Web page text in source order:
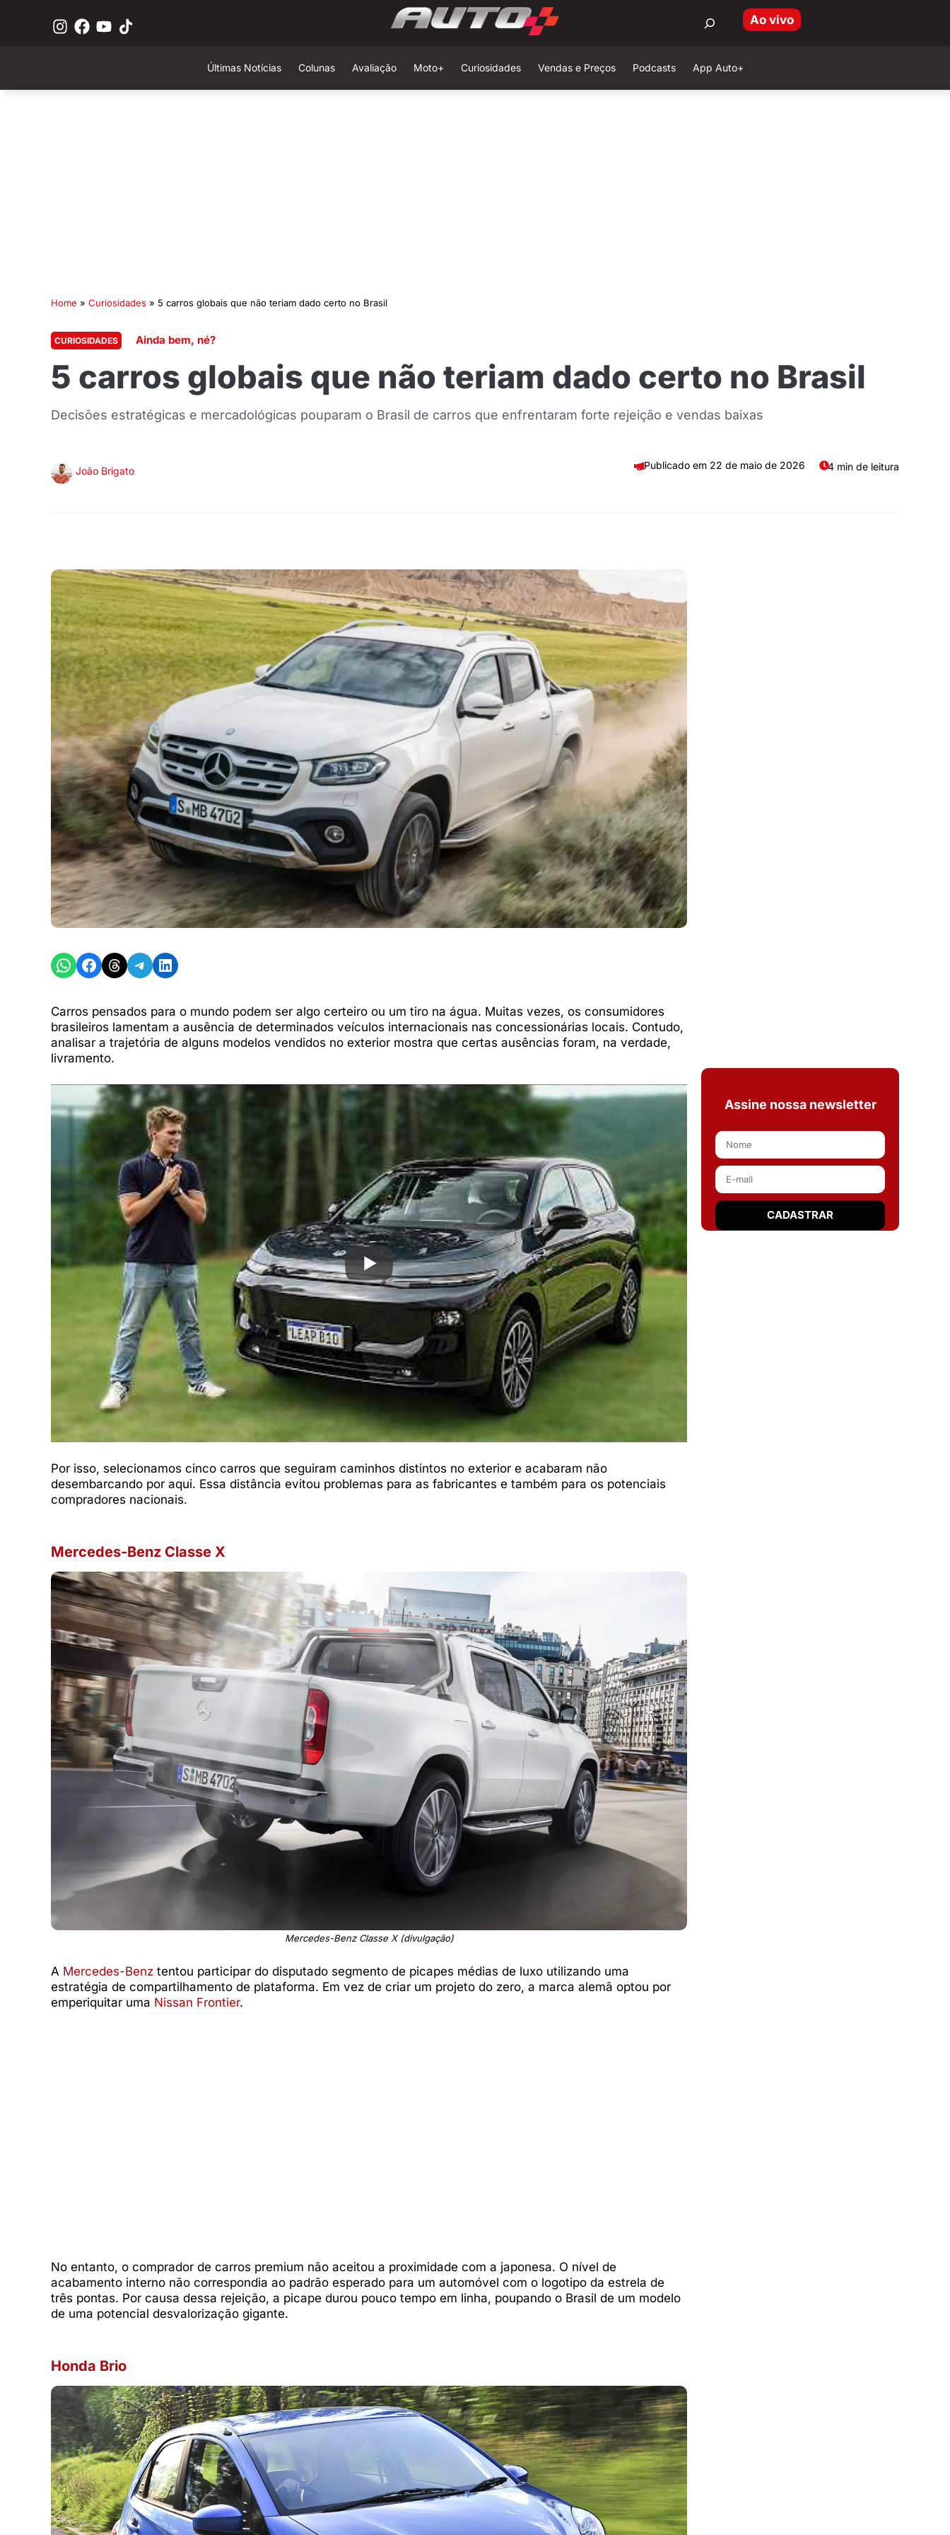
Ao vivo
Últimas Notícias Colunas Avaliação Moto+ Curiosidades Vendas e Preços Podcasts App Auto+
Home » Curiosidades » 5 carros globais que não teriam dado certo no Brasil
CURIOSIDADES Ainda bem, né?
5 carros globais que não teriam dado certo no Brasil
Decisões estratégicas e mercadológicas pouparam o Brasil de carros que enfrentaram forte rejeição e vendas baixas
João Brigato 22 de maio de 2026 4 min de leitura
Share on WhatsApp
Share on Facebook
Share on Threads
Share on Telegram
Share on LinkedIn
Carros pensados para o mundo podem ser algo certeiro ou um tiro na água. Muitas vezes, os consumidores
brasileiros lamentam a ausência de determinados veículos internacionais nas concessionárias locais. Contudo,
analisar a trajetória de alguns modelos vendidos no exterior mostra que certas ausências foram, na verdade,
livramento.
Por isso, selecionamos cinco carros que seguiram caminhos distintos no exterior e acabaram não
desembarcando por aqui. Essa distância evitou problemas para as fabricantes e também para os potenciais
compradores nacionais.
Mercedes-Benz Classe X
Mercedes-Benz Classe X (divulgação)
A Mercedes-Benz tentou participar do disputado segmento de picapes médias de luxo utilizando uma
estratégia de compartilhamento de plataforma. Em vez de criar um projeto do zero, a marca alemã optou por
emperiquitar uma Nissan Frontier.
No entanto, o comprador de carros premium não aceitou a proximidade com a japonesa. O nível de
acabamento interno não correspondia ao padrão esperado para um automóvel com o logotipo da estrela de
três pontas. Por causa dessa rejeição, a picape durou pouco tempo em linha, poupando o Brasil de um modelo
de uma potencial desvalorização gigante.
Honda Brio
Assine nossa newsletter